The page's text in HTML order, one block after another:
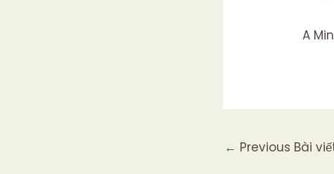
A
← Previous Bài